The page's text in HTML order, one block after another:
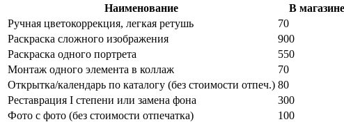
Наименование В
Ручная цветокоррекция, легкая ретушь
70
Раскраска сложного изображения
900
Раскраска одного портрета
550
Монтаж одного элемента в коллаж
70
Открытка/календарь по каталогу (без стоимости отпеч.) 80
Реставрация I степени или замена фона
300
Фото с фото (без стоимости отпечатка)
100